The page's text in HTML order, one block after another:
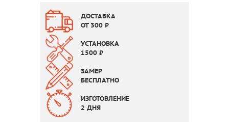
ДОСТАВКА
ОТ 300 ₽
УСТАНОВКА
1500 ₽
ЗАМЕР
БЕСПЛАТНО
ИЗГОТОВЛЕНИЕ
2 ДНЯ